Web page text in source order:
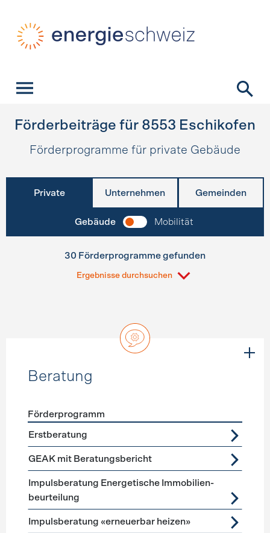
Förderbeiträge für 8553 Eschikofen
Förderprogramme für private Gebäude
Private Unternehmen Gemeinden
Gebäude Mobilität
30 Förderprogramme gefunden
Ergebnisse durchsuchen
Beratung
Förderprogramme
Förderprogramm
Erstberatung
GEAK mit Beratungsbericht
Impuls­beratung Energetische Immobilien­
beurteilung
Impulsberatung «erneuerbar heizen»